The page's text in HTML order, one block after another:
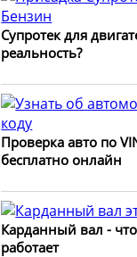
Супротек для
реальность?
Проверка авто по
бесплатно онлайн
Карданный вал -
работает